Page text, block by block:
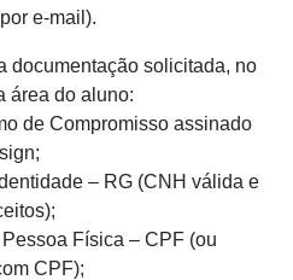
e-mail).
documentação solicitada, no
área do aluno:
de Compromisso assinado
;
– RG (CNH válida e
Física – CPF (ou
CPF);